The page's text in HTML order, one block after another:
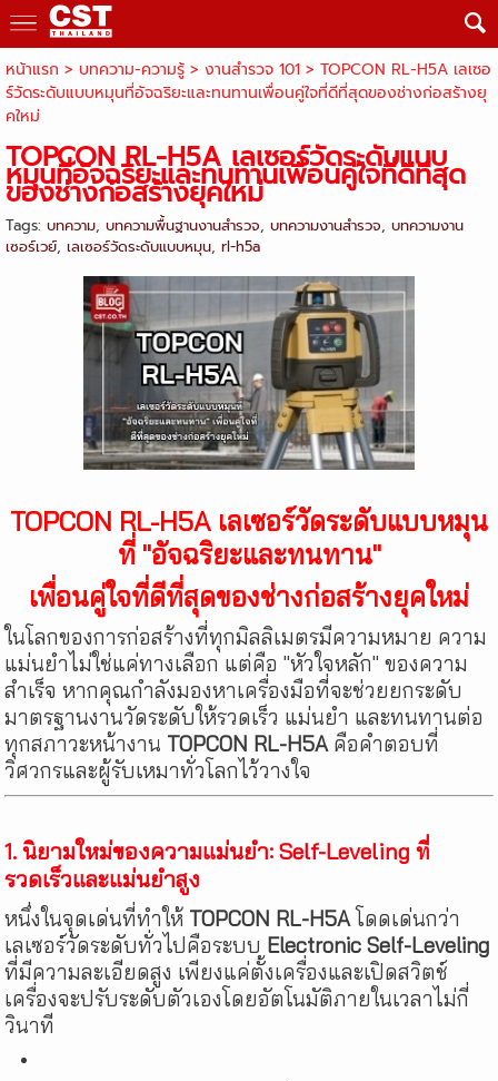
หน้าแรก > บทความ-ความรู้ > งานสำรวจ 101> TOPCON RL-H5A เลเซอ
ร์วัดระดับแบบหมุนที่อัจฉริยะและทนทานเพื่อนคู่ใจที่ดีที่สุดของช่างก่อสร้างยุ
คใหม่
TOPCON RL-H5A เลเซอร์วัดระดับแบบ
หมุนที่อัจฉริยะและทนทานเพื่อนคู่ใจที่ดีที่สุด
ของช่างก่อสร้างยุคใหม่
Tags: บทความ, บทความพื้นฐานงานสำรวจ, บทความงานสำรวจ, บทความงาน
เซอร์เวย์, เลเซอร์วัดระดับแบบหมุน, rl-h5a
TOPCON RL-H5A เลเซอร์วัดระดับแบบหมุน
ที่ "อัจฉริยะและทนทาน"
เพื่อนคู่ใจที่ดีที่สุดของช่างก่อสร้างยุคใหม่
ในโลกของการก่อสร้างที่ทุกมิลลิเมตรมีความหมาย ความ
แม่นยำไม่ใช่แค่ทางเลือก แต่คือ "หัวใจหลัก" ของความ
สำเร็จ หากคุณกำลังมองหาเครื่องมือที่จะช่วยยกระดับ
มาตรฐานงานวัดระดับให้รวดเร็ว แม่นยำ และทนทานต่อ
ทุกสภาวะหน้างาน TOPCON RL-H5Aคือคำตอบที่
วิศวกรและผู้รับเหมาทั่วโลกไว้วางใจ
1. นิยามใหม่ของความแม่นยำ: Self-Leveling ที่
รวดเร็วและแม่นยำสูง
หนึ่งในจุดเด่นที่ทำให้ TOPCON RL-H5Aโดดเด่นกว่า
เลเซอร์วัดระดับทั่วไปคือระบบ Electronic Self-Leveling
ที่มีความละเอียดสูง เพียงแค่ตั้งเครื่องและเปิดสวิตช์
เครื่องจะปรับระดับตัวเองโดยอัตโนมัติภายในเวลาไม่กี่
วินาที